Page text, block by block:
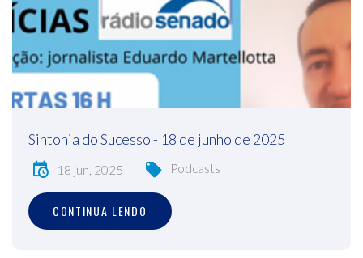
Sintonia do Sucesso - 18 de junho de 2025
18 jun, 2025 Podcasts
CONTINUA LENDO